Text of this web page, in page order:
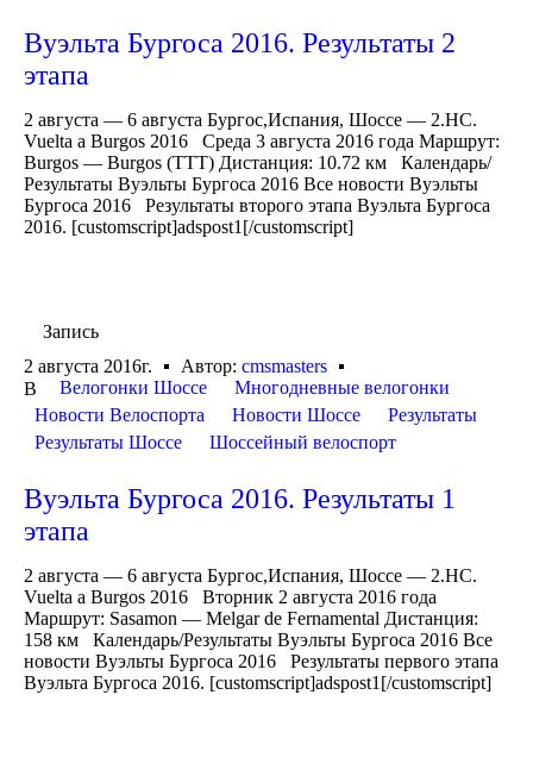
Вуэльта Бургоса 2016. Результаты 2
этапа
2 августа — 6 августа Бургос,Испания, Шоссе — 2.HC.
Vuelta a Burgos 2016 Среда 3 августа 2016 года Маршрут:
Burgos — Burgos (TTT) Дистанция: 10.72 км Календарь/
Результаты Вуэльты Бургоса 2016 Все новости Вуэльты
Бургоса 2016 Результаты второго этапа Вуэльта Бургоса
2016. [customscript]adspost1[/customscript]
Запись
2 августа 2016г.
Автор: cmsmasters
В
Велогонки Шоссе
Многодневные велогонки
Новости Велоспорта
Новости Шоссе
Результаты
Результаты Шоссе
Шоссейный велоспорт
Вуэльта Бургоса 2016. Результаты 1
этапа
2 августа — 6 августа Бургос,Испания, Шоссе — 2.HC.
Vuelta a Burgos 2016 Вторник 2 августа 2016 года
Маршрут: Sasamon — Melgar de Fernamental Дистанция:
158 км Календарь/Результаты Вуэльты Бургоса 2016 Все
новости Вуэльты Бургоса 2016 Результаты первого этапа
Вуэльта Бургоса 2016. [customscript]adspost1[/customscript]